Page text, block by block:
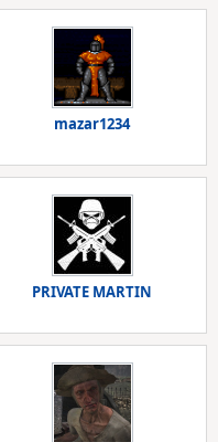
mazar1234
PRIVATE MARTIN